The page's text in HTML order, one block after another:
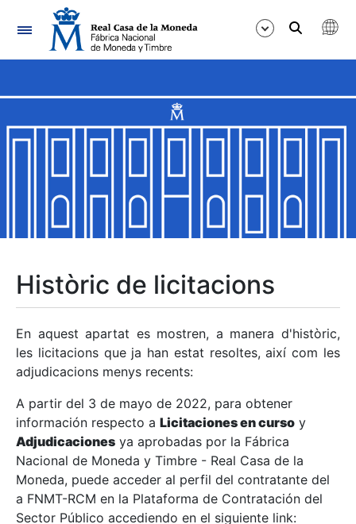
Navegació
Mostra/Amaga
Mostra/Amaga
Mostra/Amaga
Mostra/Amaga
Mostra/Amaga
Històric de licitacions
En aquest apartat es mostren, a manera d'històric,
les licitacions que ja han estat resoltes, així com les
adjudicacions menys recents:
A partir del 3 de mayo de 2022, para obtener
información respecto a Licitaciones en curso y
Adjudicaciones ya aprobadas por la Fábrica
Nacional de Moneda y Timbre - Real Casa de la
Moneda, puede acceder al perfil del contratante del
a FNMT-RCM en la Plataforma de Contratación del
Sector Público accediendo en el siguiente link: